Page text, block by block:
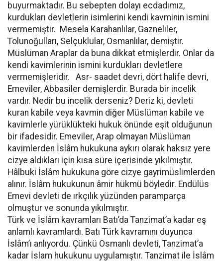
buyurmaktadır. Bu sebepten dolayı ecdadımız,
kurdukları devletlerin isimlerini kendi kavminin ismini
vermemiştir. Mesela Karahanlılar, Gazneliler,
Tolunoğulları, Selçuklular, Osmanlılar, demiştir.
Müslüman Araplar da buna dikkat etmişlerdir. Onlar da
kendi kavimlerinin ismini kurdukları devletlere
vermemişleridir. Asr- saadet devri, dört halife devri,
Emeviler, Abbasiler demişlerdir. Burada bir incelik
vardır. Nedir bu incelik derseniz? Deriz ki, devleti
kuran kabile veya kavmin diğer Müslüman kabile ve
kavimlerle yürüklükteki hukuk önünde eşit olduğunun
bir ifadesidir. Emeviler, Arap olmayan Müslüman
kavimlerden İslâm hukukuna aykırı olarak haksız yere
cizye aldıkları için kısa süre içerisinde yıkılmıştır.
Hâlbuki İslâm hukukuna göre cizye gayrimüslimlerden
alınır. İslâm hukukunun âmir hükmü böyledir. Endülüs
Emevi devleti de ırkçılık yüzünden paramparça
olmuştur ve sonunda yıkılmıştır.
Türk ve İslâm kavramları Batı’da Tanzimat’a kadar eş
anlamlı kavramlardı. Batı Türk kavramını duyunca
İslâm’ı anlıyordu. Çünkü Osmanlı devleti, Tanzimat’a
kadar İslam hukukunu uygulamıştır. Tanzimat ile İslâm